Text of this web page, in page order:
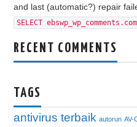
and last (automatic?) repair
SELECT
RECENT COMMENTS
TAGS
antivirus terbaik autorun AV-